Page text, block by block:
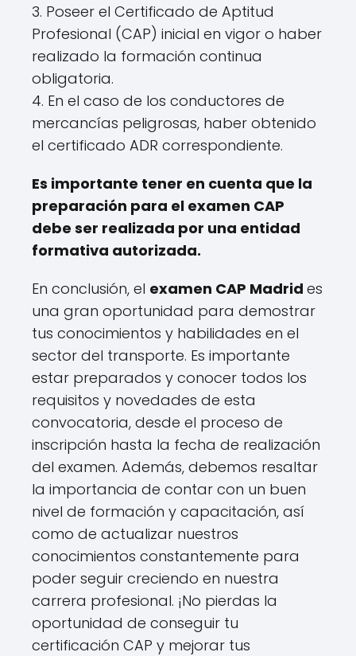
3. Poseer el Certificado de Aptitud
Profesional (CAP) inicial en vigor o haber
realizado la formación continua
obligatoria.
4. En el caso de los conductores de
mercancías peligrosas, haber obtenido
el certificado ADR correspondiente.
Es importante tener en cuenta que la
preparación para el examen CAP
debe ser realizada por una entidad
formativa autorizada.
En conclusión, el examen CAP Madrid es
una gran oportunidad para demostrar
tus conocimientos y habilidades en el
sector del transporte. Es importante
estar preparados y conocer todos los
requisitos y novedades de esta
convocatoria, desde el proceso de
inscripción hasta la fecha de realización
del examen. Además, debemos resaltar
la importancia de contar con un buen
nivel de formación y capacitación, así
como de actualizar nuestros
conocimientos constantemente para
poder seguir creciendo en nuestra
carrera profesional. ¡No pierdas la
oportunidad de conseguir tu
certificación CAP y mejorar tus